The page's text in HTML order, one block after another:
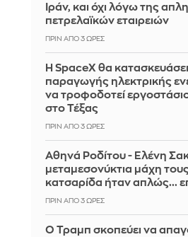
Ιράν, και όχι λόγω της
πετρελαϊκών εταιρειών
ΠΡΙΝ ΑΠΌ 3 ΏΡΕΣ
Η SpaceX θα
παραγωγής ηλεκτρικής
να τροφοδοτεί
στο Τέξας
ΠΡΙΝ ΑΠΌ 3 ΏΡΕΣ
Αθηνά Ροδίτου - Ελένη
μεταμεσονύκτια μάχη
κατσαρίδα ήταν απλώς...
ΠΡΙΝ ΑΠΌ 3 ΏΡΕΣ
Ο Τραμπ σκοπεύει να